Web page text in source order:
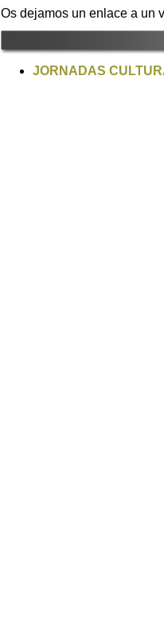
Os dejamos un enlace a un
JORNADAS